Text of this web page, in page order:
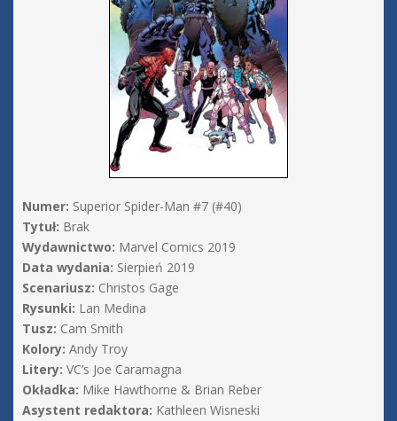
Numer: Superior Spider-Man #7 (#40)
Tytuł: Brak
Wydawnictwo: Marvel Comics 2019
Data wydania: Sierpień 2019
Scenariusz: Christos Gage
Rysunki: Lan Medina
Tusz: Cam Smith
Kolory: Andy Troy
Litery: VC’s Joe Caramagna
Okładka: Mike Hawthorne & Brian Reber
Asystent redaktora: Kathleen Wisneski